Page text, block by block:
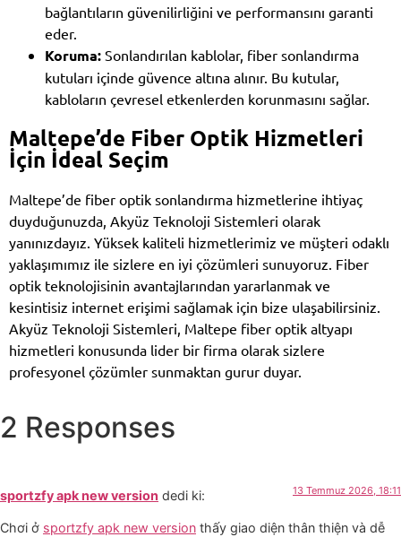
bağlantıların güvenilirliğini ve performansını garanti
eder.
Koruma: Sonlandırılan kablolar, fiber sonlandırma
kutuları içinde güvence altına alınır. Bu kutular,
kabloların çevresel etkenlerden korunmasını sağlar.
Maltepe’de Fiber Optik Hizmetleri
İçin İdeal Seçim
Maltepe’de fiber optik sonlandırma hizmetlerine ihtiyaç
duyduğunuzda, Akyüz Teknoloji Sistemleri olarak
yanınızdayız. Yüksek kaliteli hizmetlerimiz ve müşteri odaklı
yaklaşımımız ile sizlere en iyi çözümleri sunuyoruz. Fiber
optik teknolojisinin avantajlarından yararlanmak ve
kesintisiz internet erişimi sağlamak için bize ulaşabilirsiniz.
Akyüz Teknoloji Sistemleri, Maltepe fiber optik altyapı
hizmetleri konusunda lider bir firma olarak sizlere
profesyonel çözümler sunmaktan gurur duyar.
2 Responses
sportzfy apk new version dedi ki: 13 Temmuz 2026, 18:11
Chơi ở sportzfy apk new version thấy giao diện thân thiện và dễ